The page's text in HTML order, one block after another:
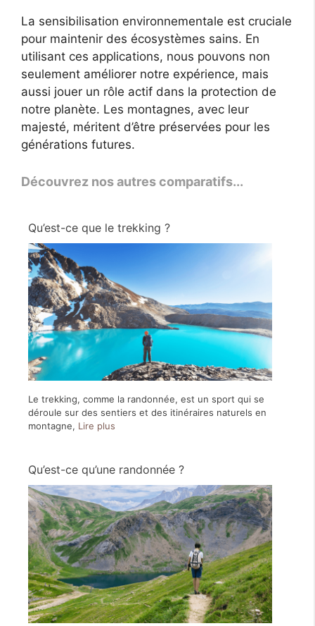
La sensibilisation environnementale est cruciale
pour maintenir des écosystèmes sains. En
utilisant ces applications, nous pouvons non
seulement améliorer notre expérience, mais
aussi jouer un rôle actif dans la protection de
notre planète. Les montagnes, avec leur
majesté, méritent d’être préservées pour les
générations futures.
Découvrez nos autres comparatifs...
Qu’est-ce que le trekking ?
Le trekking, comme la randonnée, est un sport qui se
déroule sur des sentiers et des itinéraires naturels en
montagne, Lire plus
Qu’est-ce qu’une randonnée ?